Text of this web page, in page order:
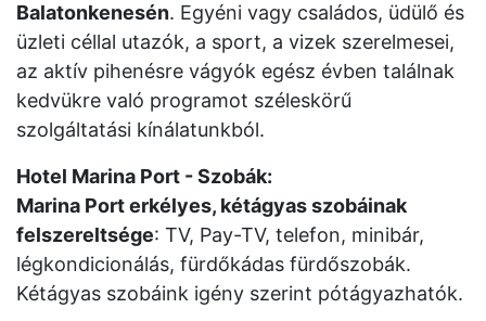
Balatonkenesén. Egyéni vagy családos, üdülő és
üzleti céllal utazók, a sport, a vizek szerelmesei,
az aktív pihenésre vágyók egész évben találnak
kedvükre való programot széleskörű
szolgáltatási kínálatunkból.
Hotel Marina Port - Szobák:
Marina Port erkélyes, kétágyas szobáinak
felszereltsége: TV, Pay-TV, telefon, minibár,
légkondicionálás, fürdőkádas fürdőszobák.
Kétágyas szobáink igény szerint pótágyazhatók.